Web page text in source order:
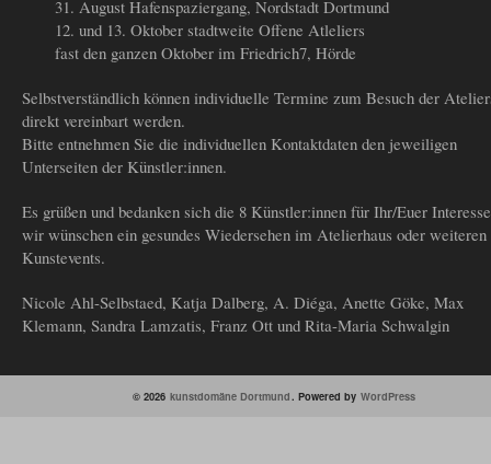
31. August Hafenspaziergang, Nordstadt Dortmund
12. und 13. Oktober stadtweite Offene Atleliers
fast den ganzen Oktober im Friedrich7, Hörde
Selbstverständlich können individuelle Termine zum Besuch der
direkt vereinbart werden.
Bitte entnehmen Sie die individuellen Kontaktdaten den jeweiligen
Unterseiten der Künstler:innen.
Es grüßen und bedanken sich die 8 Künstler:innen für Ihr/Euer
wir wünschen ein gesundes Wiedersehen im Atelierhaus oder weiteren
Kunstevents.
Nicole Ahl-Selbstaed, Katja Dalberg, A. Diéga, Anette Göke, Max
Klemann, Sandra Lamzatis, Franz Ott und Rita-Maria Schwalgin
© 2026 kunstdomäne Dortmund. Powered by WordPress